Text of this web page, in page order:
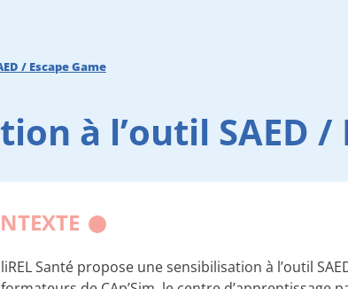
/ Escape Game
à l’outil SAED /
Santé propose une sensibilisation à l’outil